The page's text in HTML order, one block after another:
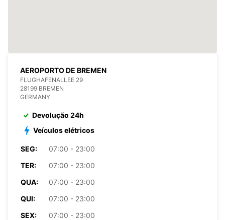
AEROPORTO DE BREMEN
FLUGHAFENALLEE 29
28199 BREMEN
GERMANY
Devolução 24h
Veículos elétricos
SEG:
07:00 - 23:00
TER:
07:00 - 23:00
QUA:
07:00 - 23:00
QUI:
07:00 - 23:00
SEX:
07:00 - 23:00